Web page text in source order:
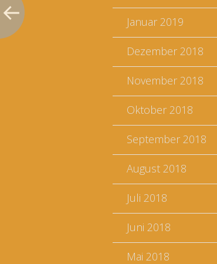
Januar 2019
Dezember 2018
November 2018
Oktober 2018
September 2018
August 2018
Juli 2018
Juni 2018
Mai 2018